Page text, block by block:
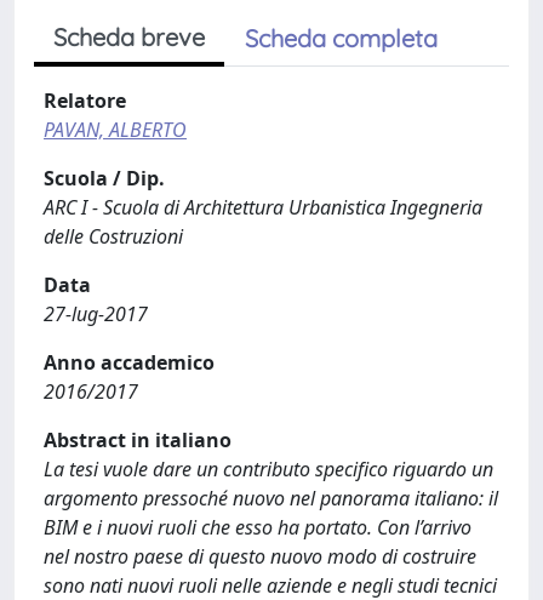
Scheda breve Scheda completa
Relatore
PAVAN, ALBERTO
Scuola / Dip.
ARC I - Scuola di Architettura Urbanistica Ingegneria
delle Costruzioni
Data
27-lug-2017
Anno accademico
2016/2017
Abstract in italiano
La tesi vuole dare un contributo specifico riguardo un
argomento pressoché nuovo nel panorama italiano: il
BIM e i nuovi ruoli che esso ha portato. Con l’arrivo
nel nostro paese di questo nuovo modo di costruire
sono nati nuovi ruoli nelle aziende e negli studi tecnici